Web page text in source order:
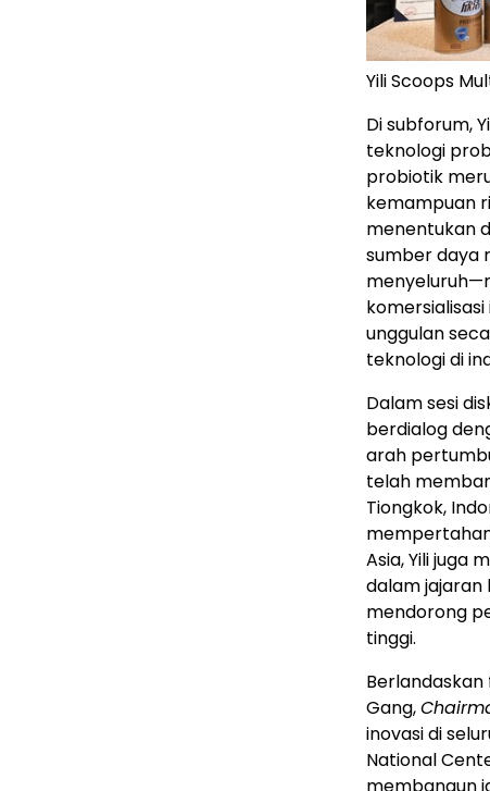
Yili Scoops
Di subforum,
teknologi
probiotik
kemampuan
menentukan
sumber daya
unggulan
teknologi di
Dalam sesi
berdialog
arah
telah
Tiongkok,
Asia, Yili juga
dalam jajaran
mendorong
tinggi.
Berlandaskan
Gang,
inovasi di
National